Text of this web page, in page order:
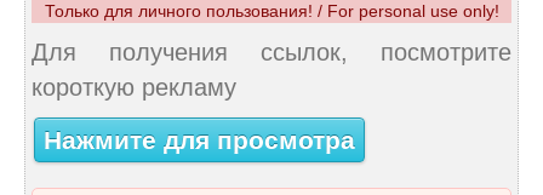
Только для личного пользования! / For personal use only!
Для получения ссылок, посмотрите
короткую рекламу
Нажмите для просмотра